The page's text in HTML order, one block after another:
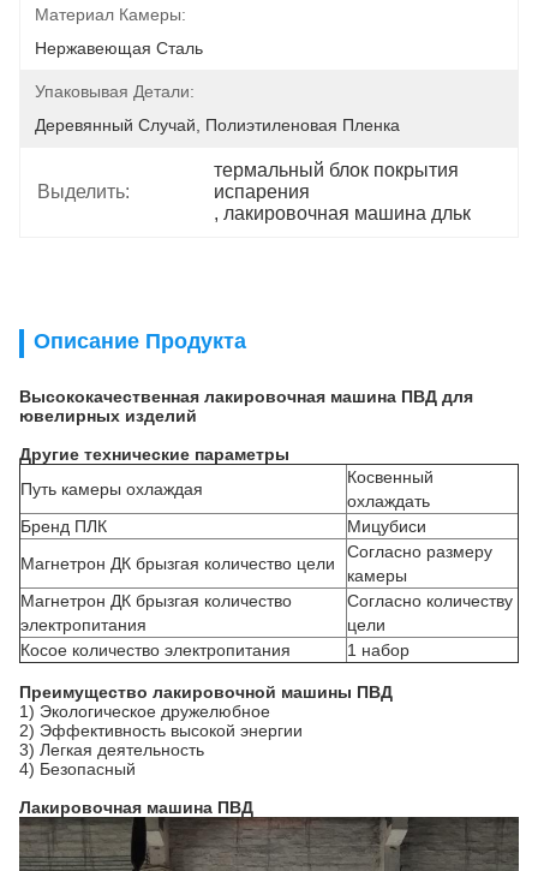
Материал Камеры:
Нержавеющая Сталь
Упаковывая Детали:
Деревянный Случай, Полиэтиленовая Пленка
Выделить:
термальный блок покрытия
испарения
, лакировочная машина дльк
Описание Продукта
Высококачественная лакировочная машина ПВД для
ювелирных изделий
Другие технические параметры
Путь камеры охлаждая
Косвенный
охлаждать
Бренд ПЛК
Мицубиси
Магнетрон ДК брызгая количество цели
Согласно размеру
камеры
Магнетрон ДК брызгая количество
электропитания
Согласно количеству
цели
Косое количество электропитания
1 набор
Преимущество лакировочной машины ПВД
1) Экологическое дружелюбное
2) Эффективность высокой энергии
3) Легкая деятельность
4) Безопасный
Лакировочная машина ПВД